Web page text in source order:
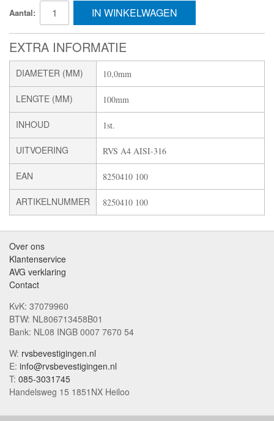
Aantal: IN WINKELWAGEN
EXTRA INFORMATIE
DIAMETER (MM) 10,0mm
LENGTE (MM) 100mm
INHOUD 1st.
UITVOERING RVS A4 AISI-316
EAN 8250410 100
ARTIKELNUMMER 8250410 100
Over ons
Klantenservice
AVG verklaring
Contact
KvK: 37079960
BTW: NL806713458B01
Bank: NL08 INGB 0007 7670 54
W: rvsbevestigingen.nl
E: info@rvsbevestigingen.nl
T: 085-3031745
Handelsweg 15 1851NX Heiloo